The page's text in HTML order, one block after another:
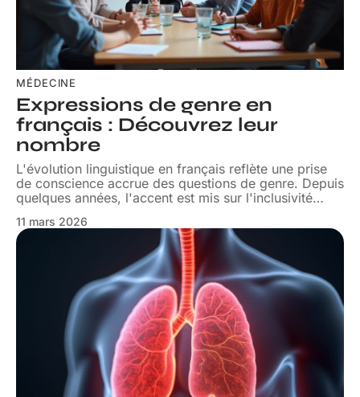
MÉDECINE
Expressions de genre en
français : Découvrez leur
nombre
L'évolution linguistique en français reflète une prise
de conscience accrue des questions de genre. Depuis
quelques années, l'accent est mis sur l'inclusivité…
11 mars 2026